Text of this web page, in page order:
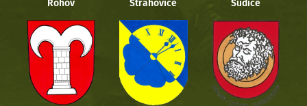
Rohov Strahovice Sudice